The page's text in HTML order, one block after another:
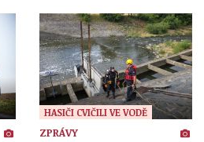
HASIČI CVIČILI VE VODĚ
ZPRÁVY